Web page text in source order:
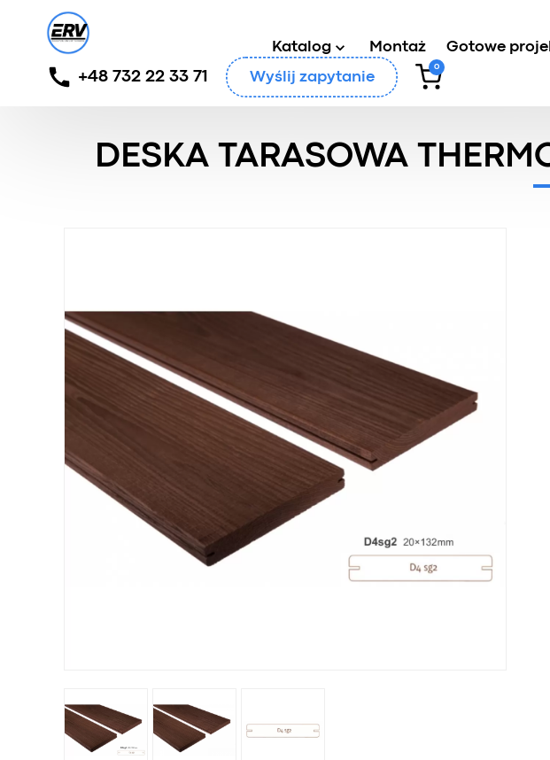
Katalog Montaż Gotowe
+48 732 22 33 71 Wyślij zapytanie
0
Główny / Produkty / Deska tarasowa / Deska tarasowa thermo drewno
DESKA TARASOWA